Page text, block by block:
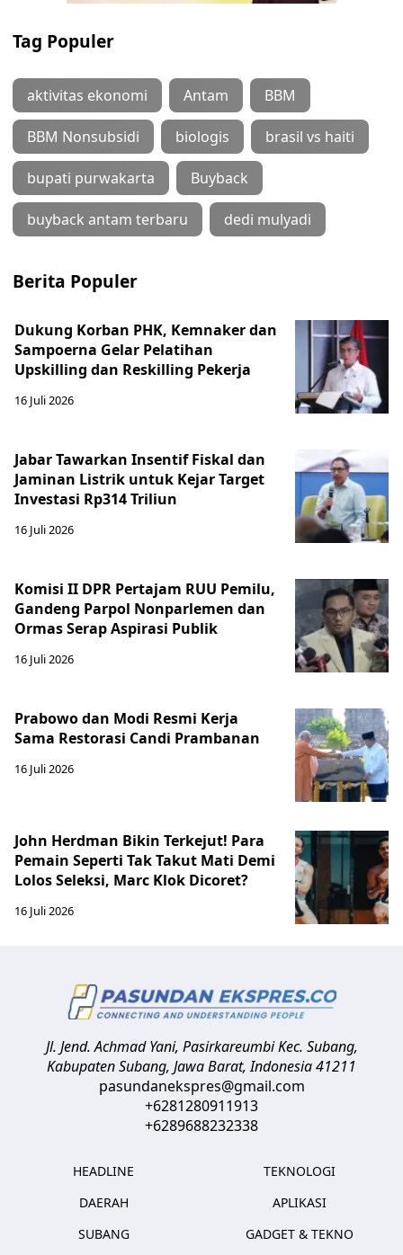
Tag Populer
aktivitas ekonomi Antam BBM
BBM Nonsubsidi biologis brasil vs haiti
bupati purwakarta Buyback
buyback antam terbaru dedi mulyadi
Berita Populer
Dukung Korban PHK, Kemnaker dan
Sampoerna Gelar Pelatihan
Upskilling dan Reskilling Pekerja
16 Juli 2026
Jabar Tawarkan Insentif Fiskal dan
Jaminan Listrik untuk Kejar Target
Investasi Rp314 Triliun
16 Juli 2026
Komisi II DPR Pertajam RUU Pemilu,
Gandeng Parpol Nonparlemen dan
Ormas Serap Aspirasi Publik
16 Juli 2026
Prabowo dan Modi Resmi Kerja
Sama Restorasi Candi Prambanan
16 Juli 2026
John Herdman Bikin Terkejut! Para
Pemain Seperti Tak Takut Mati Demi
Lolos Seleksi, Marc Klok Dicoret?
16 Juli 2026
Jl. Jend. Achmad Yani, Pasirkareumbi Kec. Subang,
Kabupaten Subang, Jawa Barat,Indonesia41211
pasundanekspres@gmail.com
+6281280911913
+6289688232338
HEADLINE
DAERAH
SUBANG
TEKNOLOGI
APLIKASI
GADGET & TEKNO